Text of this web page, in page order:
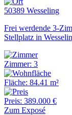
50389 Wesseling
Frei werdende 3-
Stellplatz in
Zimmer: 3
Fläche: 84.41 m²
Preis: 389.000 €
Zum Exposé